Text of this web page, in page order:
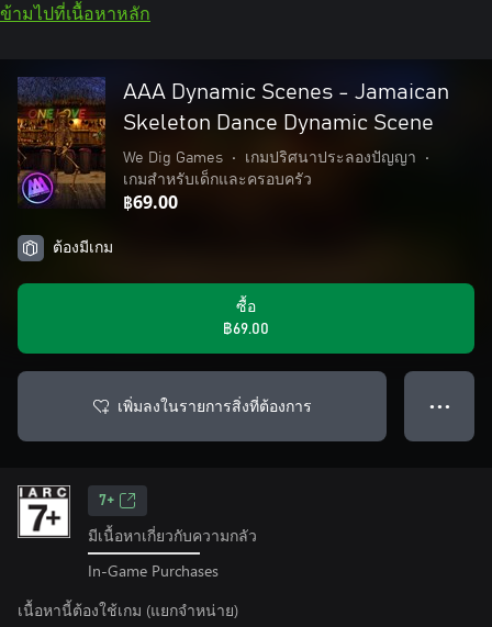
ข้ามไปที่เนื้อหาหลัก
AAA Dynamic Scenes - Jamaican
Skeleton Dance Dynamic Scene
We Dig Games • เกมปริศนาประลองปัญญา
•
เกมสำหรับเด็กและครอบครัว
฿69.00
ต้องมีเกม
ซื้อ
฿69.00
เพิ่มลงในรายการสิ่งที่ต้องการ ● ● ●
7+
มีเนื้อหาเกี่ยวกับความกลัว
In-Game Purchases
เนื้อหานี้ต้องใช้เกม (แยกจำหน่าย)